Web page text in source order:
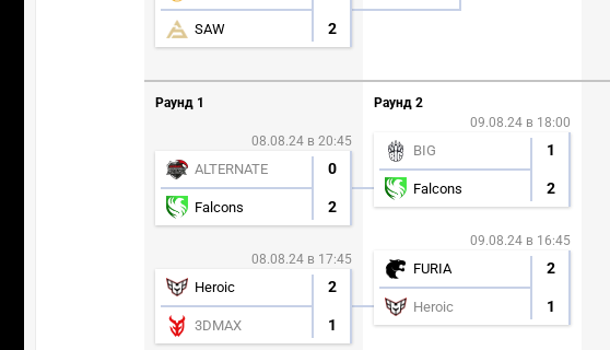
SAW 2
Раунд 1
08.08.24 в 20:45
ALTERNATE 0
Falcons 2
08.08.24 в 17:45
Heroic 2
3DMAX 1
Раунд 2
09.08.24 в 18:00
BIG 1
Falcons 2
09.08.24 в 16:45
FURIA 2
Heroic 1